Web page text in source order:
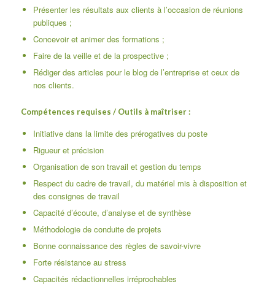
Présenter les résultats aux clients à l’occasion de réunions
publiques ;
Concevoir et animer des formations ;
Faire de la veille et de la prospective ;
Rédiger des articles pour le blog de l’entreprise et ceux de
nos clients.
Compétences requises / Outils à maîtriser :
Initiative dans la limite des prérogatives du poste
Rigueur et précision
Organisation de son travail et gestion du temps
Respect du cadre de travail, du matériel mis à disposition et
des consignes de travail
Capacité d’écoute, d’analyse et de synthèse
Méthodologie de conduite de projets
Bonne connaissance des règles de savoir-vivre
Forte résistance au stress
Capacités rédactionnelles irréprochables